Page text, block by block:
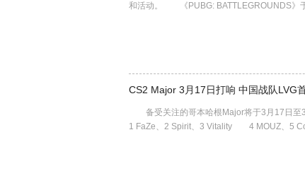
和活动。 《PUBG: BATTLEGROUNDS》
CS2 Major 3月17日打响 中国战队LVG
备受关注的哥本哈根Major将于3月17日至
1 FaZe、2 Spirit、3 Vitality 4 MOUZ、5